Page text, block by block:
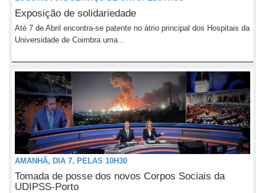
Exposição de solidariedade
Até 7 de Abril encontra-se patente no átrio principal dos Hospitais da
Universidade de Coimbra uma...
AMANHÃ, DIA 7, PELAS 10H30
Tomada de posse dos novos Corpos Sociais da
UDIPSS-Porto